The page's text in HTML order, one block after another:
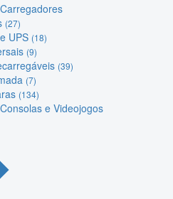
(27)
UPS (18)
(9)
(39)
(7)
(134)
Consolas e Videojogos